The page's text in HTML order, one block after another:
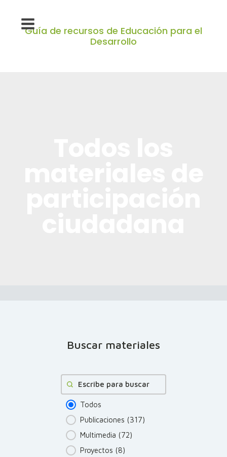
Guía de recursos de Educación para el
Desarrollo
Buscar materiales
Buscar
Todos
Publicaciones (317)
Multimedia (72)
Proyectos (8)